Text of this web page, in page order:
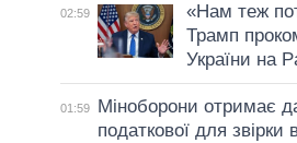
02:59
«Нам теж
Трамп
України на
01:59
Міноборони отримає
податкової для звірки